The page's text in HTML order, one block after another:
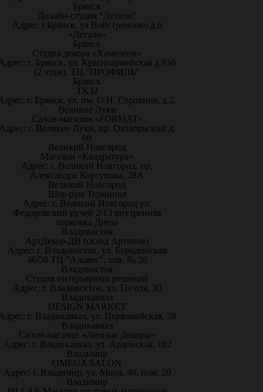
Брянск
Дизайн-студия "Детали"
Адрес: г.Брянск, ул Войстроченко д.6
«Детали»
Брянск
Студия декора «Хамелеон»
г. Брянск, ул. Красноармейская д.93б
(2 этаж), ТЦ "ПРОФИЛЬ"
Брянск
ТК32
г. Брянск, ул. им. О.Н. Строкина, д.2.
Великие Луки
Салон-магазин «FORMAT»
г. Великие Луки, пр. Октябрьский д.
60
Великий Новгород
Магазин «Квадратура»
Адрес: г. Великий Новгород, пр.
Александра Корсунова, 28А
Великий Новгород
Шоу-рум Терминал
Адрес: г. Великий Новгород ул.
Федоровский ручей 2/13 внутренняя
парковка Диеза
Владивосток
АртДекор-ДВ (склад Артполе)
Адрес: г. Владивосток, ул. Бородинская
46/50 ТЦ "Альянс", пав. № 26
Владивосток
Студия интерьерных решений
Адрес: г. Владивосток, ул. Гоголя, 30
Владикавказ
DESIGN MARKET
г. Владикавказ, ул. Первомайская, 28
Владикавказ
Салон-магазин «Лепные Декоры»
Адрес: г. Владикавказ, ул. Ардонская, 182
Владимир
OMEGA SALON
Адрес: г. Владимир, ул. Мира, 49, пом. 20
Владимир